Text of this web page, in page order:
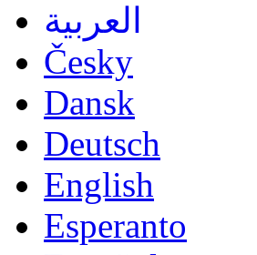
العربية
Česky
Dansk
Deutsch
English
Esperanto